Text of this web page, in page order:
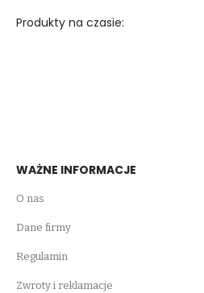
Produkty na czasie:
WAŻNE INFORMACJE
O nas
Dane firmy
Regulamin
Zwroty i reklamacje